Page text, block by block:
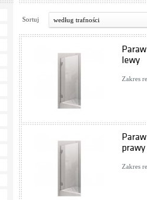
Sortuj według trafności
lewy
Zakres
prawy
Zakres